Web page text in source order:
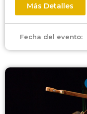
Más Detalles
Fecha del evento: